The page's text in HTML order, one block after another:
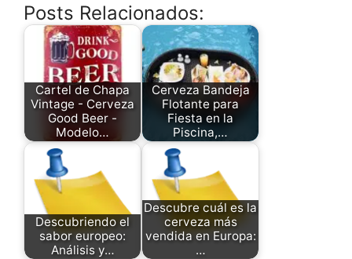
Posts Relacionados:
Cartel de Chapa
Vintage - Cerveza
Good Beer -
Modelo…
Cerveza Bandeja
Flotante para
Fiesta en la
Piscina,…
Descubriendo el
sabor europeo:
Análisis y…
Descubre cuál es la
cerveza más
vendida en Europa:
…